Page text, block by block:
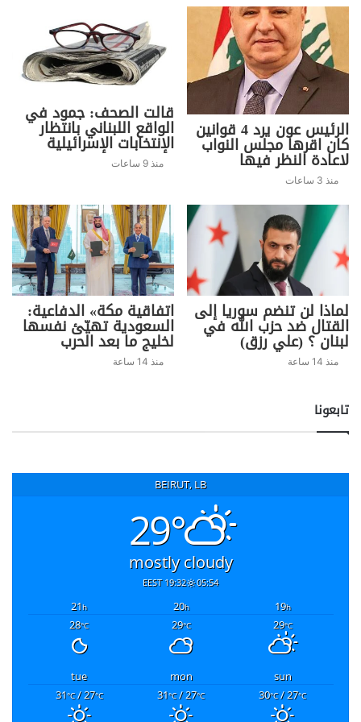
الرئيس عون يرد 4 قوانين
كان اقرها مجلس النواب
لاعادة النظر فيها
منذ 3 ساعات
قالت الصحف: جمود في
الواقع اللبناني بانتظار
الإنتخابات الإسرائيلية
منذ 9 ساعات
لماذا لن تنضم سوريا إلى
القتال ضد حزب الله في
لبنان ؟ (علي رزق)
منذ 14 ساعة
اتفاقية مكة» الدفاعية:
السعودية تهيّئ نفسها
لخليج ما بعد الحرب
منذ 14 ساعة
تابعونا
BEIRUT, LB
29°
mostly cloudy
05:54
19:32 EEST
19h
20h
21h
29°C
29°C
28°C
sun
mon
tue
30°C/ 27°C
31°C/ 27°C
31°C/ 27°C